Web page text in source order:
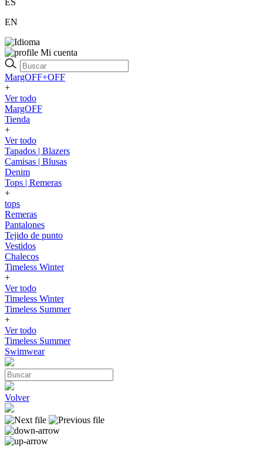
ES
EN
Mi cuenta
MargOFF+OFF
+
Ver todo
MargOFF
Tienda
+
Ver todo
Tapados | Blazers
Camisas | Blusas
Denim
Tops | Remeras
+
tops
Remeras
Pantalones
Tejido de punto
Vestidos
Chalecos
Timeless Winter
+
Ver todo
Timeless Winter
Timeless Summer
+
Ver todo
Timeless Summer
Swimwear
Volver